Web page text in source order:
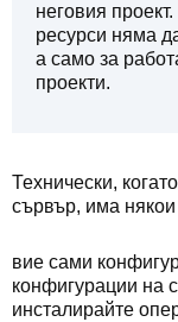
неговия
ресурси няма
а само за
проекти.
Технически,
сървър, има някои
вие сами
конфигурации на
инсталирайте